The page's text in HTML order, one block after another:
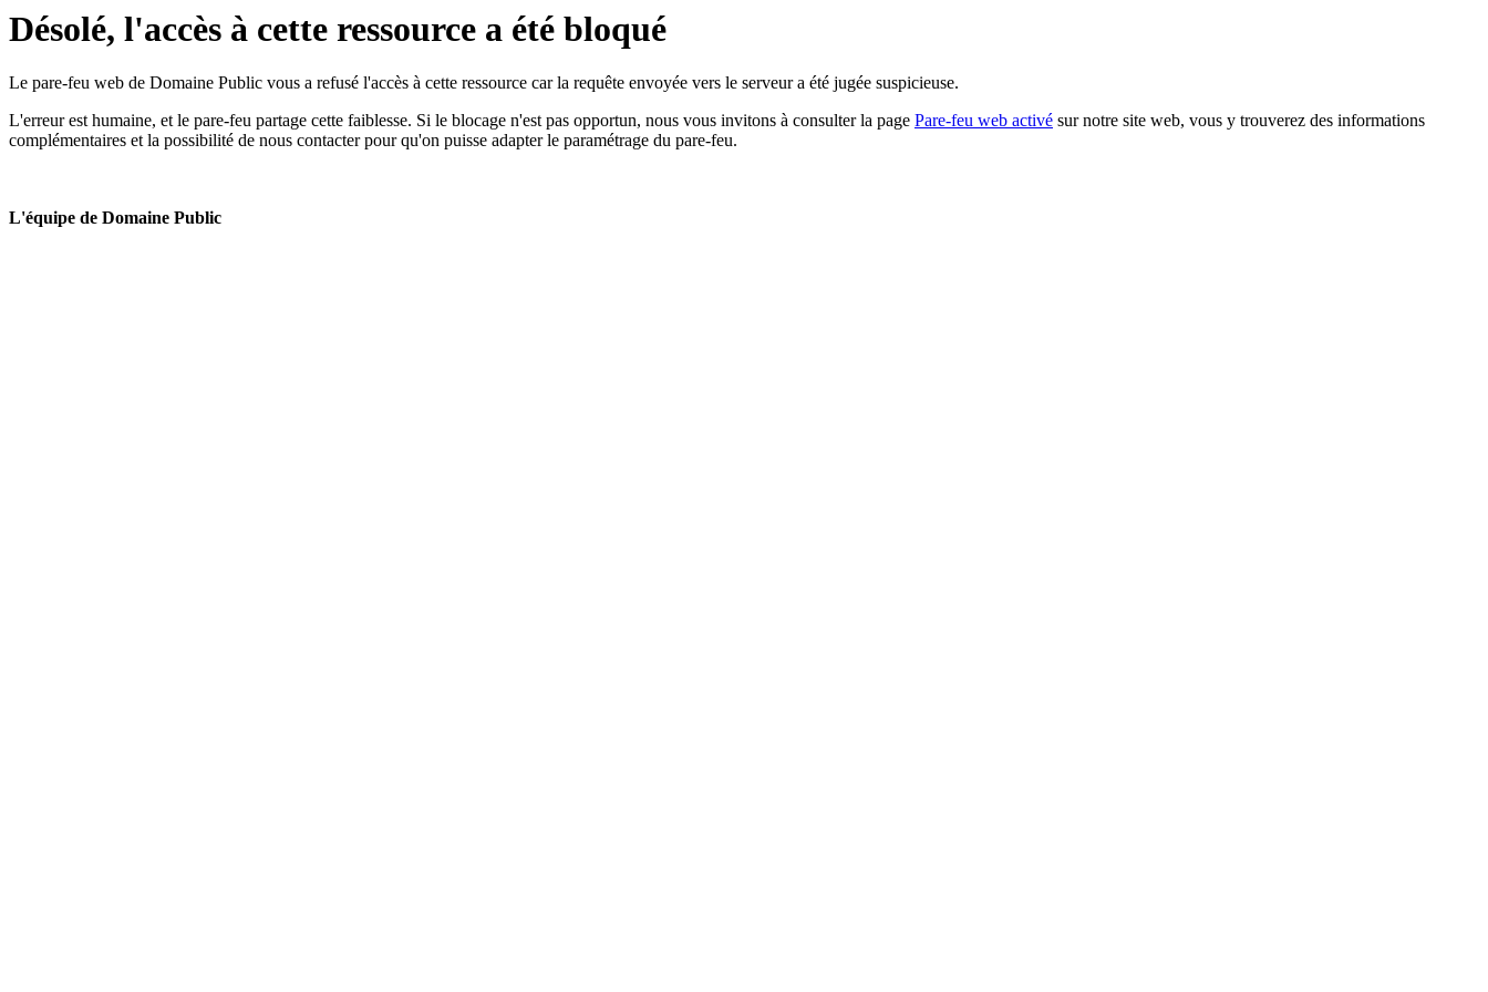
Désolé, l'accès à cette ressource a été bloqué
Le pare-feu web de Domaine Public vous a refusé l'accès à cette ressource car la requête envoyée vers le serveur a été jugée suspicieuse.
L'erreur est humaine, et le pare-feu partage cette faiblesse. Si le blocage n'est pas opportun, nous vous invitons à consulter la page Pare-feu web activé sur notre site web, vous y trouverez des informations
complémentaires et la possibilité de nous contacter pour qu'on puisse adapter le paramétrage du pare-feu.
L'équipe de Domaine Public